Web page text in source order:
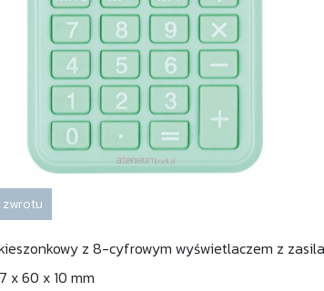
zwrotu
z 8-cyfrowym wyświetlaczem z
x 60 x 10 mm